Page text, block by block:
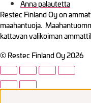
Anna palautetta
Restec Finland Oy on
maahantuoja.
kattavan valikoiman
© Restec Finland Oy 2026